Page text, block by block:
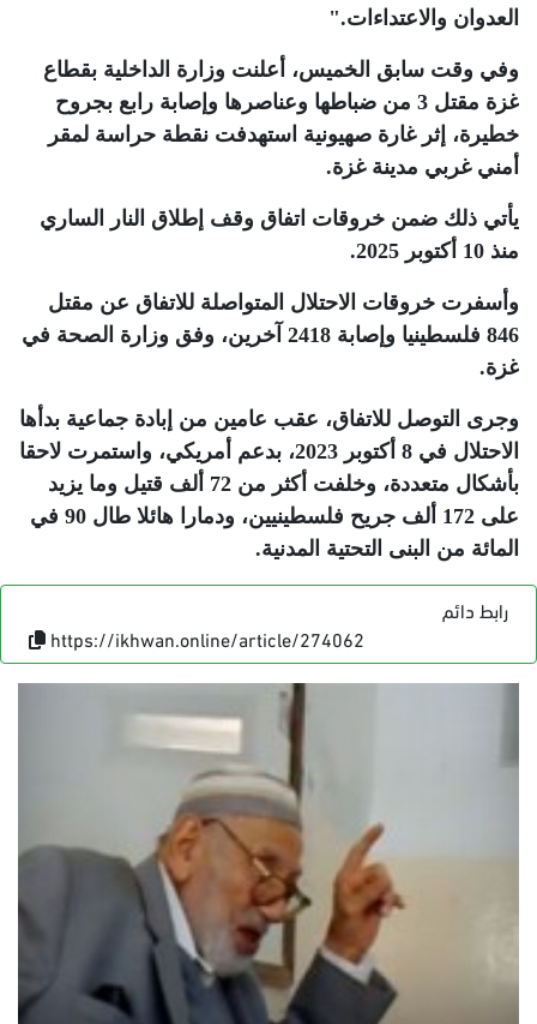
العدوان والاعتداءات".
وفي وقت سابق الخميس، أعلنت وزارة الداخلية بقطاع
غزة مقتل 3 من ضباطها وعناصرها وإصابة رابع بجروح
خطيرة، إثر غارة صهيونية استهدفت نقطة حراسة لمقر
أمني غربي مدينة غزة.
يأتي ذلك ضمن خروقات اتفاق وقف إطلاق النار الساري
منذ 10 أكتوبر 2025
.
وأسفرت خروقات الاحتلال المتواصلة للاتفاق عن مقتل
846 فلسطينيا وإصابة 2418 آخرين، وفق وزارة الصحة في
غزة.
وجرى التوصل للاتفاق، عقب عامين من إبادة جماعية بدأها
الاحتلال في 8 أكتوبر 2023، بدعم أمريكي، واستمرت لاحقا
بأشكال متعددة، وخلفت أكثر من 72 ألف قتيل وما يزيد
على 172 ألف جريح فلسطينيين، ودمارا هائلا طال 90 في
المائة من البنى التحتية المدنية.
رابط دائم
https://ikhwan.online/article/274062